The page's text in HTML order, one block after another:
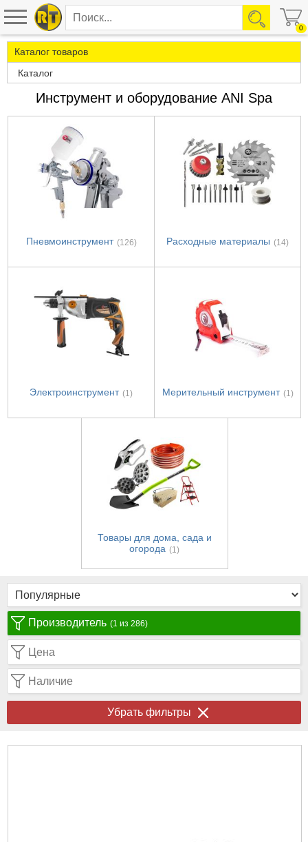
0
Каталог товаров
Каталог
Инструмент и оборудование ANI Spa
Пневмоинструмент (126) Расходные материалы (14)
Электроинструмент (1) Мерительный инструмент (1)
Товары для дома, сада и
огорода (1)
Производитель (1 из 286)
Цена
Наличие
Убрать фильтры